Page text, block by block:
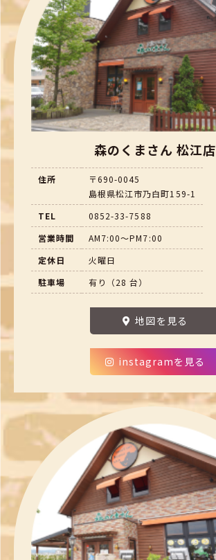
森のくまさん 松江店
住所
〒690-0045
島根県松江市乃白町159-1
TEL
0852-33-7588
営業時間
AM7:00～PM7:00
定休日
火曜日
駐車場
有り（28 台）
地図を見る
instagramを見る